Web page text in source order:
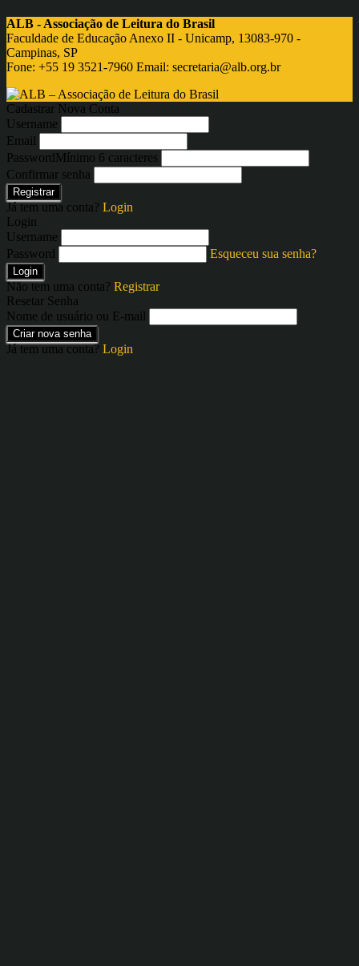
ALB - Associação de Leitura do Brasil
Faculdade de Educação Anexo II - Unicamp, 13083-970 -
Campinas, SP
Fone: +55 19 3521-7960 Email: secretaria@alb.org.br
Cadastrar Nova Conta
Username
Email
PasswordMínimo 6 caracteres
Confirmar senha
Registrar
Já tem uma conta? Login
Login
Username
Password
Esqueceu sua senha?
Login
Não tem uma conta? Registrar
Resetar Senha
Nome de usuário ou E-mail
Criar nova senha
Já tem uma conta? Login